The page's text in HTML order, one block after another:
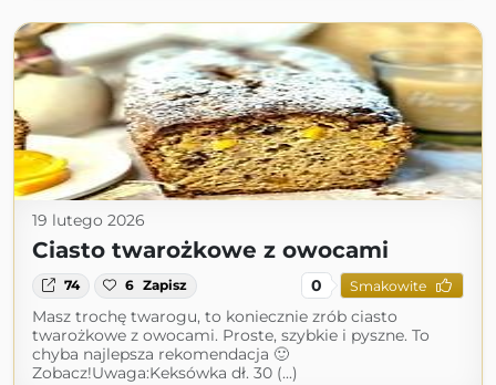
19 lutego 2026
Ciasto twarożkowe z owocami
74 6 Zapisz 0 Smakowite
Masz trochę twarogu, to koniecznie zrób ciasto
twarożkowe z owocami. Proste, szybkie i pyszne. To
chyba najlepsza rekomendacja 🙂
Zobacz!Uwaga:Keksówka dł. 30 (...)